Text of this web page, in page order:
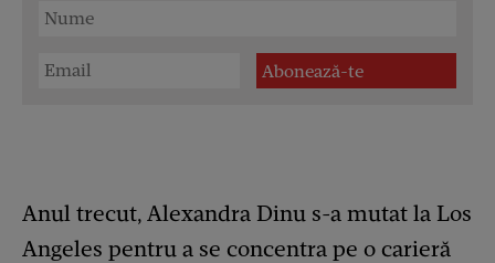
Anul trecut, Alexandra Dinu s-a mutat la Los
Angeles pentru a se concentra pe o carieră